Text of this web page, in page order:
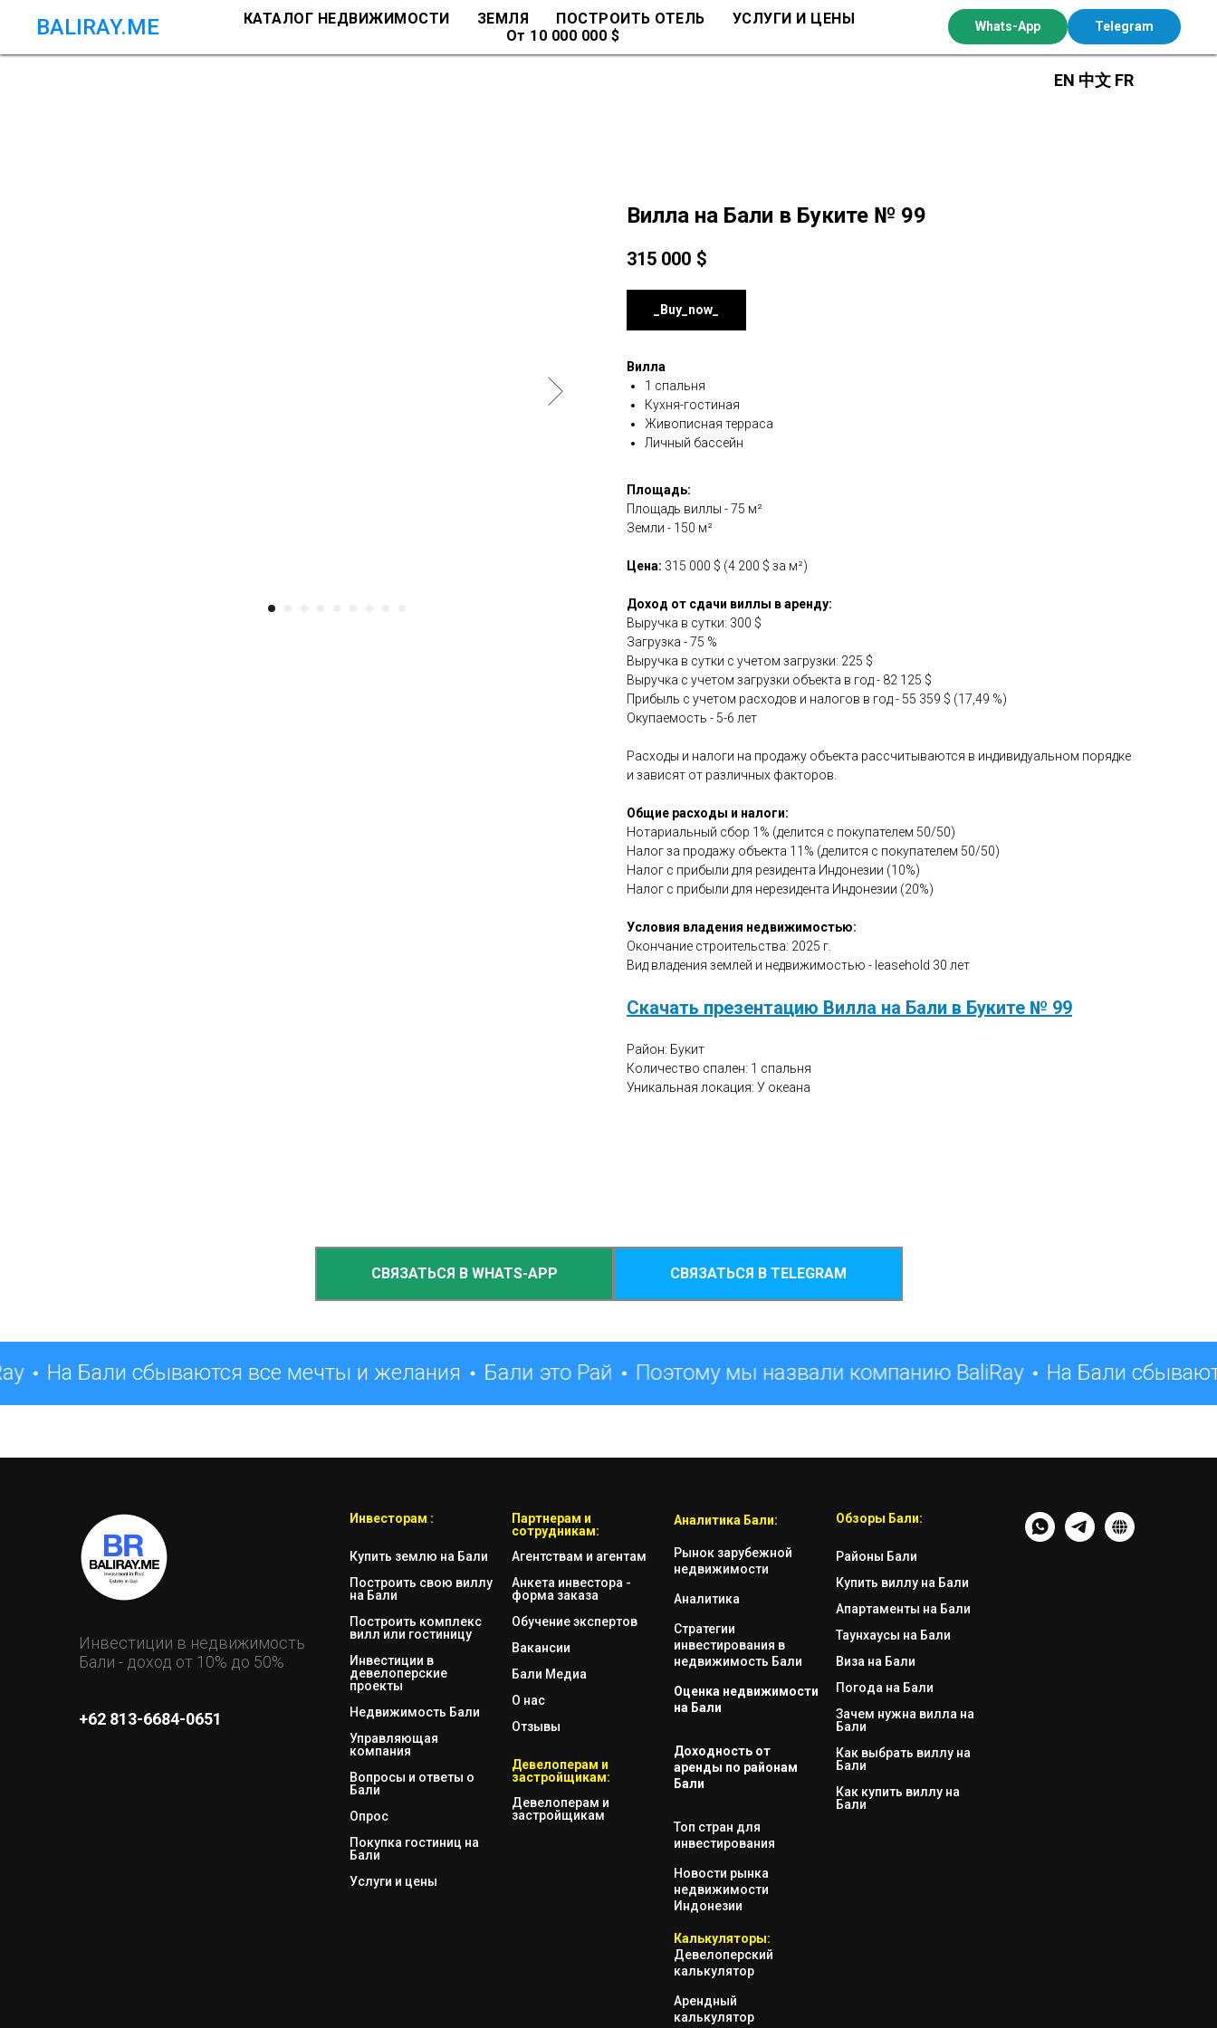
BALIRAY.ME КАТАЛОГ НЕДВИЖИМОСТИ ЗЕМЛЯ ПОСТРОИТЬ ОТЕЛЬ
УСЛУГИ И ЦЕНЫ
От 10 000 000 $
Whats-App Telegram
EN 中文 FR
Вилла на Бали в Буките № 99
315 000 $
_Buy_now_
Вилла
1 спальня
Кухня-гостиная
Живописная терраса
Личный бассейн
Площадь:
Площадь виллы - 75 м²
Земли - 150 м²
Цена: 315 000 $ (4 200 $ за м²)
Доход от сдачи виллы в аренду:
Выручка в сутки: 300 $
Загрузка - 75 %
Выручка в сутки с учетом загрузки: 225 $
Выручка с учетом загрузки объекта в год - 82 125 $
Прибыль с учетом расходов и налогов в год - 55 359 $ (17,49 %)
Окупаемость - 5-6 лет
Расходы и налоги на продажу объекта рассчитываются в индивидуальном порядке
и зависят от различных факторов.
Общие расходы и налоги:
Нотариальный сбор 1% (делится с покупателем 50/50)
Налог за продажу объекта 11% (делится с покупателем 50/50)
Налог с прибыли для резидента Индонезии (10%)
Налог с прибыли для нерезидента Индонезии (20%)
Условия владения недвижимостью:
Окончание строительства: 2025 г.
Вид владения землей и недвижимостью - leasehold 30 лет
Скачать презентацию Вилла на Бали в Буките № 99
Район: Букит
Количество спален: 1 спальня
Уникальная локация: У океана
СВЯЗАТЬСЯ В WHATS-APP СВЯЗАТЬСЯ В TELEGRAM
На Бали сбываются все мечты и желания Бали это Рай Поэтому мы назвали компанию BaliRay На Бали
Инвестиции в недвижимость
Бали - доход от 10% до 50%
+62 813-6684-0651
Инвесторам :
Купить землю на Бали
Построить свою виллу
на Бали
Построить комплекс
вилл или гостиницу
Инвестиции в
девелоперские
проекты
Недвижимость Бали
Управляющая
компания
Вопросы и ответы о
Бали
Опрос
Покупка гостиниц на
Бали
Услуги и цены
Партнерам и
сотрудникам:
Агентствам и агентам
Анкета инвестора -
форма заказа
Обучение экспертов
Вакансии
Бали Медиа
О нас
Отзывы
Девелоперам и
застройщикам:
Девелоперам и
застройщикам
Аналитика Бали:
Рынок зарубежной
недвижимости
Аналитика
Стратегии
инвестирования в
недвижимость Бали
Оценка недвижимости
на Бали
Доходность от
аренды по районам
Бали
Топ стран для
инвестирования
Новости рынка
недвижимости
Индонезии
Калькуляторы:
Девелоперский
калькулятор
Арендный
калькулятор
Обзоры Бали:
Районы Бали
Купить виллу на Бали
Апартаменты на Бали
Таунхаусы на Бали
Виза на Бали
Погода на Бали
Зачем нужна вилла на
Бали
Как выбрать виллу на
Бали
Как купить виллу на
Бали